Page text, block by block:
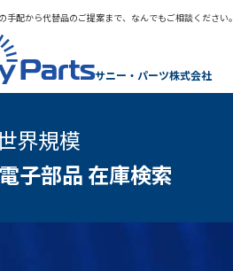
手配から代替品のご提案まで、なんでもご相談ください。
サニー・パーツ株式会社
界規模
子部品 在庫検索